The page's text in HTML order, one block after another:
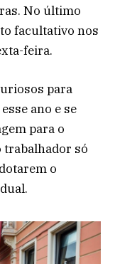
No último
facultativo nos
feira.
para
ano e se
para o
trabalhador só
o